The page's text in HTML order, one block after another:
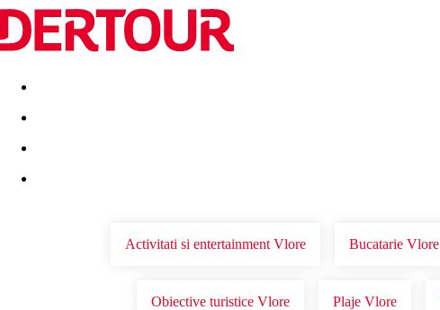
Destinatii Vacanta perfecta OFERTE DE NERATAT
Activitati si entertainment Vlore Bucatarie Vlore
Obiective turistice Vlore Plaje Vlore